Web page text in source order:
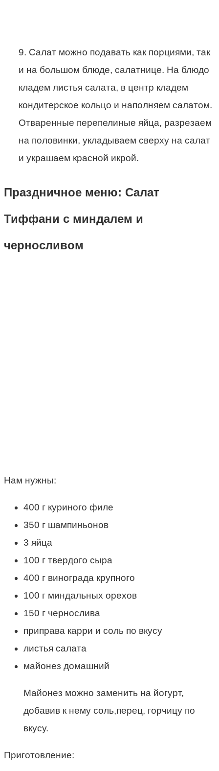
9. Салат можно подавать как порциями, так
и на большом блюде, салатнице. На блюдо
кладем листья салата, в центр кладем
кондитерское кольцо и наполняем салатом.
Отваренные перепелиные яйца, разрезаем
на половинки, укладываем сверху на салат
и украшаем красной икрой.
Праздничное меню: Салат
Тиффани с миндалем и
черносливом
Нам нужны:
400 г куриного филе
350 г шампиньонов
3 яйца
100 г твердого сыра
400 г винограда крупного
100 г миндальных орехов
150 г чернослива
приправа карри и соль по вкусу
листья салата
майонез домашний
Майонез можно заменить на йогурт,
добавив к нему соль,перец, горчицу по
вкусу.
Приготовление: